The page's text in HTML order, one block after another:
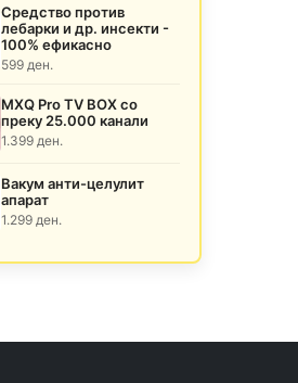
Средство против
лебарки и др. инсекти -
100% ефикасно
599 ден.
MXQ Pro TV BOX со
преку 25.000 канали
1.399 ден.
Вакум анти-целулит
апарат
1.299 ден.